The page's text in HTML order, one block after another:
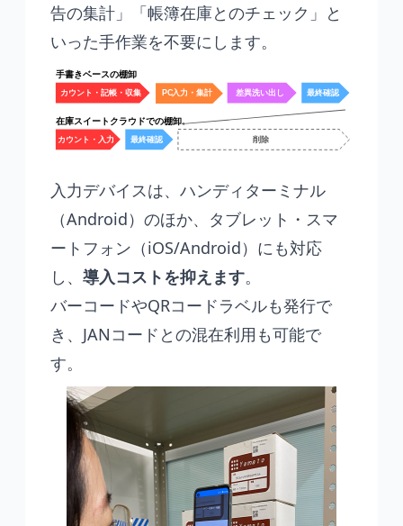
告の集計」「帳簿在庫とのチェック」と
いった手作業を不要にします。
入力デバイスは、ハンディターミナル
（Android）のほか、タブレット・スマ
ートフォン（iOS/Android）にも対応
し、 導入コストを抑えます。
バーコードやQRコードラベルも発行で
き、JANコードとの混在利用も可能で
す。